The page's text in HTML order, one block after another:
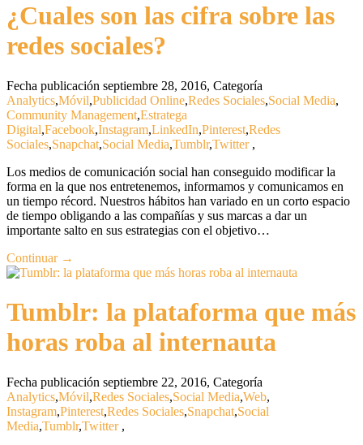
¿Cuales son las cifra sobre las
redes sociales?
Fecha publicación septiembre 28, 2016, Categoría
Analytics,Móvil,Publicidad Online,Redes Sociales,Social Media,
Community Management,Estratega
Digital,Facebook,Instagram,LinkedIn,Pinterest,Redes
Sociales,Snapchat,Social Media,Tumblr,Twitter,
Los medios de comunicación social han conseguido modificar la
forma en la que nos entretenemos, informamos y comunicamos en
un tiempo récord. Nuestros hábitos han variado en un corto espacio
de tiempo obligando a las compañías y sus marcas a dar un
importante salto en sus estrategias con el objetivo…
Continuar →
Tumblr: la plataforma que más
horas roba al internauta
Fecha publicación septiembre 22, 2016, Categoría
Analytics,Móvil,Redes Sociales,Social Media,Web,
Instagram,Pinterest,Redes Sociales,Snapchat,Social
Media,Tumblr,Twitter,